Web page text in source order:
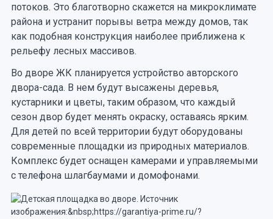
потоков. Это благотворно скажется на микроклимате
района и устранит порывы ветра между домов, так
как подобная конструкция наиболее приближена к
рельефу лесных массивов.
Во дворе ЖК планируется устройство авторского
двора-сада. В нем будут высажены деревья,
кустарники и цветы, таким образом, что каждый
сезон двор будет менять окраску, оставаясь ярким.
Для детей по всей территории будут оборудованы
современные площадки из природных материалов.
Комплекс будет оснащен камерами и управляемыми
с телефона шлагбаумами и домофонами.